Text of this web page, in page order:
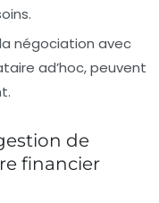
négociation avec
ad’hoc, peuvent
de
financier